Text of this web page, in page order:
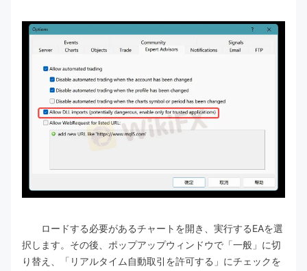
ロードする必要があるチャートを開き、実行するEAを選
択します。その後、ポップアップウィンドウで「一般」に切
り替え、「リアルタイム自動取引を許可する」にチェックを